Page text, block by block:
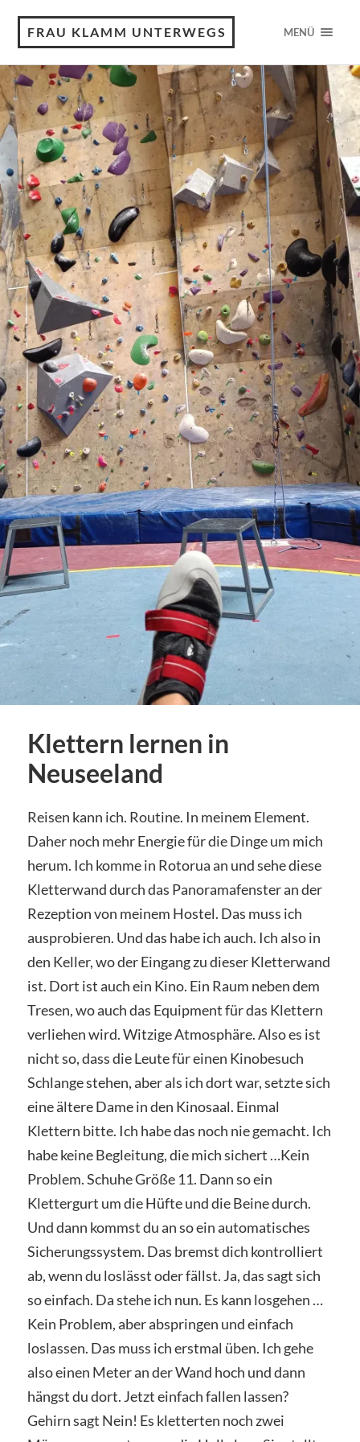
FRAU KLAMM UNTERWEGS MENÜ
Klettern lernen in
Neuseeland
Reisen kann ich. Routine. In meinem Element.
Daher noch mehr Energie für die Dinge um mich
herum. Ich komme in Rotorua an und sehe diese
Kletterwand durch das Panoramafenster an der
Rezeption von meinem Hostel. Das muss ich
ausprobieren. Und das habe ich auch. Ich also in
den Keller, wo der Eingang zu dieser Kletterwand
ist. Dort ist auch ein Kino. Ein Raum neben dem
Tresen, wo auch das Equipment für das Klettern
verliehen wird. Witzige Atmosphäre. Also es ist
nicht so, dass die Leute für einen Kinobesuch
Schlange stehen, aber als ich dort war, setzte sich
eine ältere Dame in den Kinosaal. Einmal
Klettern bitte. Ich habe das noch nie gemacht. Ich
habe keine Begleitung, die mich sichert …Kein
Problem. Schuhe Größe 11. Dann so ein
Klettergurt um die Hüfte und die Beine durch.
Und dann kommst du an so ein automatisches
Sicherungssystem. Das bremst dich kontrolliert
ab, wenn du loslässt oder fällst. Ja, das sagt sich
so einfach. Da stehe ich nun. Es kann losgehen …
Kein Problem, aber abspringen und einfach
loslassen. Das muss ich erstmal üben. Ich gehe
also einen Meter an der Wand hoch und dann
hängst du dort. Jetzt einfach fallen lassen?
Gehirn sagt Nein! Es kletterten noch zwei